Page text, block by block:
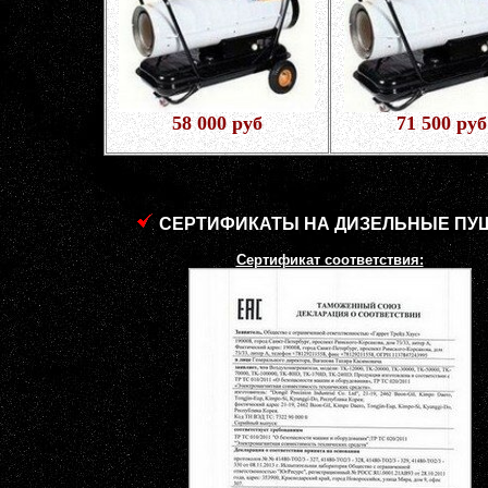
58 000 руб 71 500 руб
СЕРТИФИКАТЫ НА ДИЗЕЛЬНЫЕ
Сертификат соответствия: